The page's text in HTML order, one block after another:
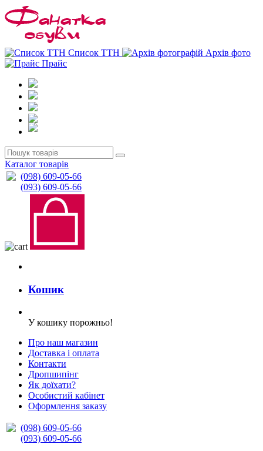
Список ТТН
Архів фото
Прайс
Каталог товарів
(098) 609-05-66
(093) 609-05-66
Кошик
У кошику порожньо!
Про наш магазин
Доставка і оплата
Контакти
Дропшипінг
Як доїхати?
Особистий кабінет
Оформлення заказу
(098) 609-05-66
(093) 609-05-66